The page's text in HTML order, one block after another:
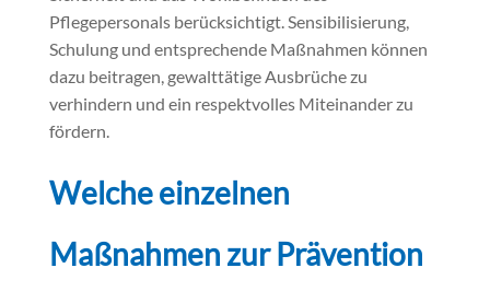
Pflegepersonals berücksichtigt. Sensibilisierung,
Schulung und entsprechende Maßnahmen können
dazu beitragen, gewalttätige Ausbrüche zu
verhindern und ein respektvolles Miteinander zu
fördern.
Welche einzelnen
Maßnahmen zur Prävention